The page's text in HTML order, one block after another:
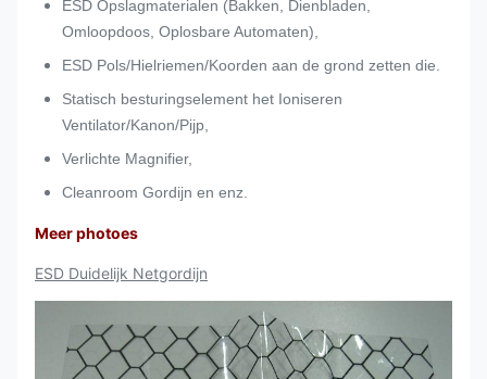
ESD Opslagmaterialen (Bakken, Dienbladen,
Omloopdoos, Oplosbare Automaten),
ESD Pols/Hielriemen/Koorden aan de grond zetten die.
Statisch besturingselement het Ioniseren
Ventilator/Kanon/Pijp,
Verlichte Magnifier,
Cleanroom Gordijn en enz.
Meer photoes
ESD Duidelijk Netgordijn